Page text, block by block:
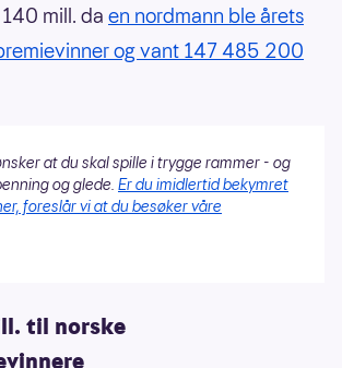
mill. da en nordmann ble årets
og vant 147 485 200
at du skal spille i trygge rammer - og
og glede. Er du imidlertid bekymret
foreslår vi at du besøker våre
til norske